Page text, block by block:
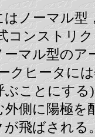
はノーマル型
コンストリ
ーマル型のア
クヒータに
ことにする
外側に陽極を
が飛ばされる